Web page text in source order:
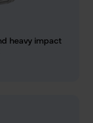
heavy impact